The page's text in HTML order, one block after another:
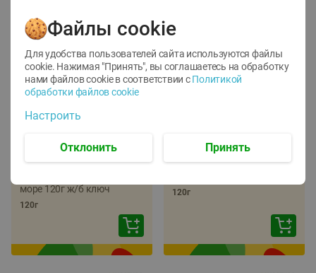
- 22
5.79
Икра трески
тихоокеанской
море 120г ж/б ключ
120г
Икра сельди
тихоокеанской Лунское
120г
Файлы cookie
Для удобства пользователей сайта используются файлы
cookie. Нажимая "Принять", вы соглашаетесь на обработку
нами файлов cookie в соответствии с Политикой
обработки файлов cookie
Настроить
Отклонить Принять